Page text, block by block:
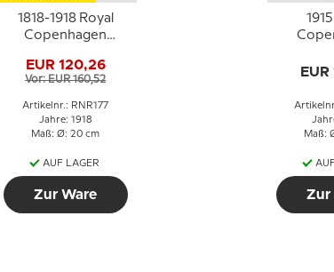
1818-1918 Royal
Copenhagen
FREDERIKSHAVN
1918.
EUR 120,26
Vor: EUR 160,52
Artikelnr.: RNR177
Jahre: 1918
Maß: Ø: 20 cm
AUF LAGER
Zur Ware
EUR
Maß:
Zur